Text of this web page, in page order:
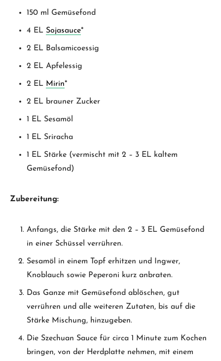
150 ml Gemüsefond
4 EL Sojasauce*
2 EL Balsamicoessig
2 EL Apfelessig
2 EL Mirin*
2 EL brauner Zucker
1 EL Sesamöl
1 EL Sriracha
1 EL Stärke (vermischt mit 2 – 3 EL kaltem
Gemüsefond)
Zubereitung:
Anfangs, die Stärke mit den 2 – 3 EL Gemüsefond
in einer Schüssel verrühren.
Sesamöl in einem Topf erhitzen und Ingwer,
Knoblauch sowie Peperoni kurz anbraten.
Das Ganze mit Gemüsefond ablöschen, gut
verrühren und alle weiteren Zutaten, bis auf die
Stärke Mischung, hinzugeben.
Die Szechuan Sauce für circa 1 Minute zum Kochen
bringen, von der Herdplatte nehmen, mit einem